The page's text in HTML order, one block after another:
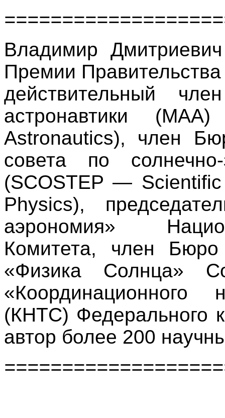
Владимир
Премии
действительный
астронавтики
Astronautics), член
совета по
(SCOSTEP —
Physics),
аэрономия»
Комитета, член
«Физика Солнца»
«Координационного
(КНТС) Федерального
автор более 200